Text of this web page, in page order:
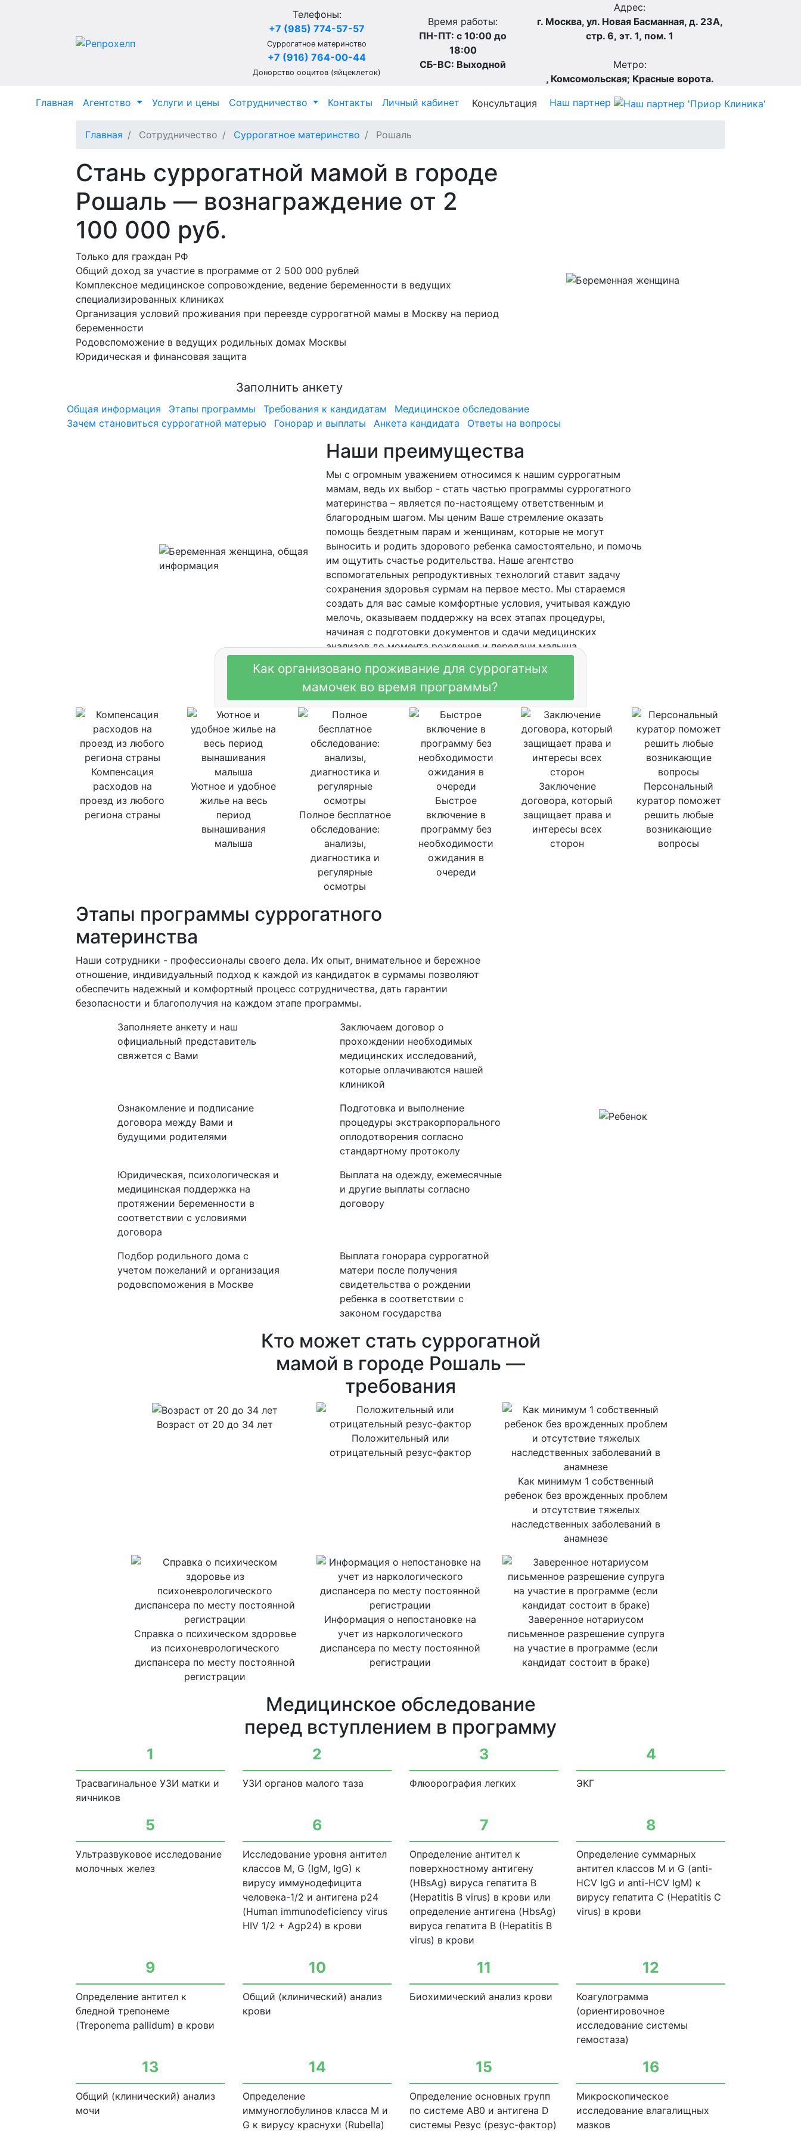
Телефоны:
+7 (985) 774-57-57
Суррогатное материнство
+7 (916) 764-00-44
Донорство ооцитов (яйцеклеток)
Время работы:
ПН-ПТ: с 10:00 до
18:00
СБ-ВС: Выходной
Адрес:
г. Москва, ул. Новая Басманная, д. 23А,
стр. 6, эт. 1, пом. 1
Метро:
, Комсомольская; Красные ворота.
Главная
Агентство Услуги и цены Сотрудничество Контакты Личный кабинет Консультация Наш партнер
Главная Сотрудничество Суррогатное материнство Рошаль
Стань суррогатной мамой в городе
Рошаль — вознаграждение от 2
100 000 руб.
Только для граждан РФ
Общий доход за участие в программе от 2 500 000 рублей
Комплексное медицинское сопровождение, ведение беременности в ведущих
специализированных клиниках
Организация условий проживания при переезде суррогатной мамы в Москву на период
беременности
Родовспоможение в ведущих родильных домах Москвы
Юридическая и финансовая защита
Заполнить анкету
Общая информация Этапы программы Требования к кандидатам
Медицинское обследование
Зачем становиться суррогатной матерью
Гонорар и выплаты Анкета кандидата Ответы на вопросы
Наши преимущества
Мы с огромным уважением относимся к нашим суррогатным
мамам, ведь их выбор - стать частью программы суррогатного
материнства – является по-настоящему ответственным и
благородным шагом. Мы ценим Ваше стремление оказать
помощь бездетным парам и женщинам, которые не могут
выносить и родить здорового ребенка самостоятельно, и помочь
им ощутить счастье родительства. Наше агентство
вспомогательных репродуктивных технологий ставит задачу
сохранения здоровья сурмам на первое место. Мы стараемся
создать для вас самые комфортные условия, учитывая каждую
мелочь, оказываем поддержку на всех этапах процедуры,
начиная с подготовки документов и сдачи медицинских
анализов до момента рождения и передачи малыша
Как организовано проживание для суррогатных
мамочек во время программы?
Компенсация
расходов на
проезд из любого
региона страны
Уютное и удобное
жилье на весь
период
вынашивания
малыша
Полное бесплатное
обследование:
анализы,
диагностика и
регулярные
осмотры
Быстрое
включение в
программу без
необходимости
ожидания в
очереди
Заключение
договора, который
защищает права и
интересы всех
сторон
Персональный
куратор поможет
решить любые
возникающие
вопросы
Этапы программы суррогатного
материнства
Наши сотрудники - профессионалы своего дела. Их опыт, внимательное и бережное
отношение, индивидуальный подход к каждой из кандидаток в сурмамы позволяют
обеспечить надежный и комфортный процесс сотрудничества, дать гарантии
безопасности и благополучия на каждом этапе программы.
Заполняете анкету и наш
официальный представитель
свяжется с Вами
Заключаем договор о
прохождении необходимых
медицинских исследований,
которые оплачиваются нашей
клиникой
Ознакомление и подписание
договора между Вами и
будущими родителями
Подготовка и выполнение
процедуры экстракорпорального
оплодотворения согласно
стандартному протоколу
Юридическая, психологическая и
медицинская поддержка на
протяжении беременности в
соответствии с условиями
договора
Выплата на одежду, ежемесячные
и другие выплаты согласно
договору
Подбор родильного дома с
учетом пожеланий и организация
родовспоможения в Москве
Выплата гонорара суррогатной
матери после получения
свидетельства о рождении
ребенка в соответствии с
законом государства
Кто может стать суррогатной
мамой в городе Рошаль —
требования
Возраст от 20 до 34 лет
Положительный или
отрицательный резус-фактор
Как минимум 1 собственный
ребенок без врожденных проблем
и отсутствие тяжелых
наследственных заболеваний в
анамнезе
Справка о психическом здоровье
из психоневрологического
диспансера по месту постоянной
регистрации
Информация о непостановке на
учет из наркологического
диспансера по месту постоянной
регистрации
Заверенное нотариусом
письменное разрешение супруга
на участие в программе (если
кандидат состоит в браке)
Медицинское обследование
перед вступлением в программу
1
Трасвагинальное УЗИ матки и
яичников
2
УЗИ органов малого таза
3
Флюорография легких
4
ЭКГ
5
Ультразвуковое исследование
молочных желез
6
Исследование уровня антител
классов М, G (IgM, IgG) к
вирусу иммунодефицита
человека-1/2 и антигена р24
(Human immunodeficiency virus
HIV 1/2 + Agp24) в крови
7
Определение антител к
поверхностному антигену
(HBsAg) вируса гепатита В
(Hepatitis В virus) в крови или
определение антигена (HbsAg)
вируса гепатита В (Hepatitis В
virus) в крови
8
Определение суммарных
антител классов М и G (anti-
HCV IgG и anti-HCV IgM) к
вирусу гепатита С (Hepatitis С
virus) в крови
9
Определение антител к
бледной трепонеме
(Treponema pallidum) в крови
10
Общий (клинический) анализ
крови
11
Биохимический анализ крови
12
Коагулограмма
(ориентировочное
исследование системы
гемостаза)
13
Общий (клинический) анализ
мочи
14
Определение
иммуноглобулинов класса М и
G к вирусу краснухи (Rubella)
15
Определение основных групп
по системе АВ0 и антигена D
системы Резус (резус-фактор)
16
Микроскопическое
исследование влагалищных
мазков